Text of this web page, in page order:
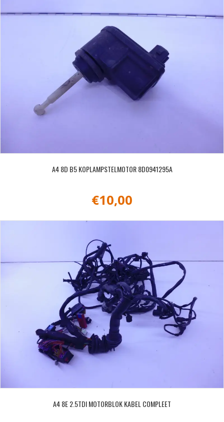
A4 8D B5 KOPLAMPSTELMOTOR 8D0941295A
€10,00
A4 8E 2.5TDI MOTORBLOK KABEL COMPLEET